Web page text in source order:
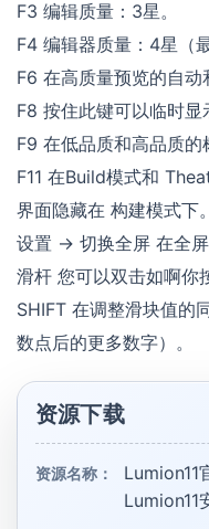
F3 编辑质量：3星。
F4 编辑器质量：4星（
F6 在高质量预览的自动
F8 按住此键可以临时显
F9 在低品质和高品质的
F11 在Build模式和
界面隐藏在 构建模式下。
设置 -> 切换全屏 在全
滑杆 您可以双击如啊你
SHIFT 在调整滑块值的
数点后的更多数字）。
资源下载
资源名称：
Lumion11
Lumion11